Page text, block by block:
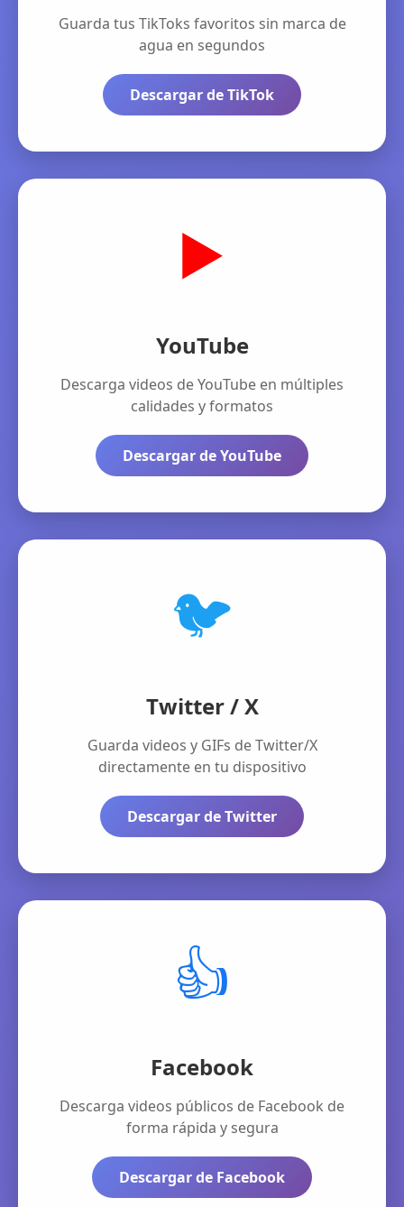
Guarda tus TikToks favoritos sin marca de
agua en segundos
Descargar de TikTok
▶️
YouTube
Descarga videos de YouTube en múltiples
calidades y formatos
Descargar de YouTube
🐦
Twitter / X
Guarda videos y GIFs de Twitter/X
directamente en tu dispositivo
Descargar de Twitter
👍
Facebook
Descarga videos públicos de Facebook de
forma rápida y segura
Descargar de Facebook